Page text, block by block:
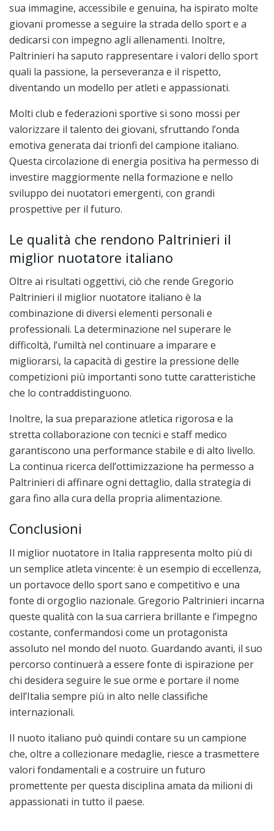
sua immagine, accessibile e genuina, ha ispirato molte
giovani promesse a seguire la strada dello sport e a
dedicarsi con impegno agli allenamenti. Inoltre,
Paltrinieri ha saputo rappresentare i valori dello sport
quali la passione, la perseveranza e il rispetto,
diventando un modello per atleti e appassionati.
Molti club e federazioni sportive si sono mossi per
valorizzare il talento dei giovani, sfruttando l’onda
emotiva generata dai trionfi del campione italiano.
Questa circolazione di energia positiva ha permesso di
investire maggiormente nella formazione e nello
sviluppo dei nuotatori emergenti, con grandi
prospettive per il futuro.
Le qualità che rendono Paltrinieri il
miglior nuotatore italiano
Oltre ai risultati oggettivi, ciò che rende Gregorio
Paltrinieri il miglior nuotatore italiano è la
combinazione di diversi elementi personali e
professionali. La determinazione nel superare le
difficoltà, l’umiltà nel continuare a imparare e
migliorarsi, la capacità di gestire la pressione delle
competizioni più importanti sono tutte caratteristiche
che lo contraddistinguono.
Inoltre, la sua preparazione atletica rigorosa e la
stretta collaborazione con tecnici e staff medico
garantiscono una performance stabile e di alto livello.
La continua ricerca dell’ottimizzazione ha permesso a
Paltrinieri di affinare ogni dettaglio, dalla strategia di
gara fino alla cura della propria alimentazione.
Conclusioni
Il miglior nuotatore in Italia rappresenta molto più di
un semplice atleta vincente: è un esempio di eccellenza,
un portavoce dello sport sano e competitivo e una
fonte di orgoglio nazionale. Gregorio Paltrinieri incarna
queste qualità con la sua carriera brillante e l’impegno
costante, confermandosi come un protagonista
assoluto nel mondo del nuoto. Guardando avanti, il suo
percorso continuerà a essere fonte di ispirazione per
chi desidera seguire le sue orme e portare il nome
dell’Italia sempre più in alto nelle classifiche
internazionali.
Il nuoto italiano può quindi contare su un campione
che, oltre a collezionare medaglie, riesce a trasmettere
valori fondamentali e a costruire un futuro
promettente per questa disciplina amata da milioni di
appassionati in tutto il paese.